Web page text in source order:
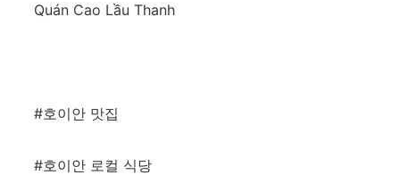
Quán Cao Lầu Thanh
#호이안 맛집
#호이안 로컬 식당